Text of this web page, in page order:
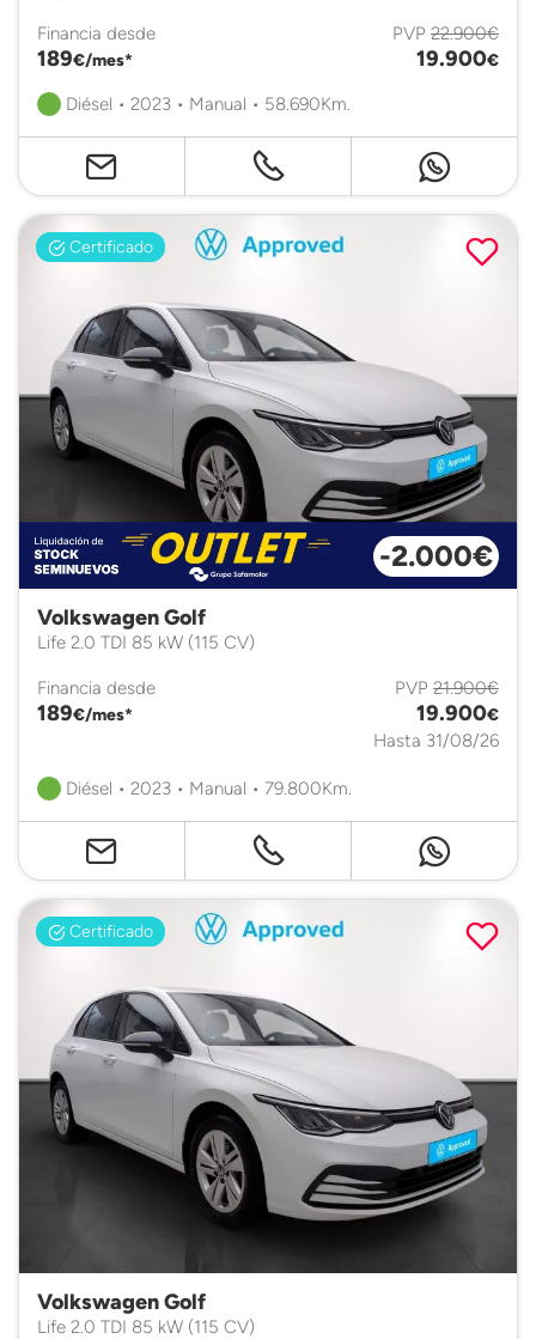
Financia desde
189€/mes*
PVP 22.900€
19.900€
Diésel • 2023 • Manual • 58.690Km.
Certificado
-2.000€
Volkswagen Golf
Life 2.0 TDI 85 kW (115 CV)
Financia desde
189€/mes*
PVP 21.900€
19.900€
Hasta 31/08/26
Diésel • 2023 • Manual • 79.800Km.
Certificado
Volkswagen Golf
Life 2.0 TDI 85 kW (115 CV)